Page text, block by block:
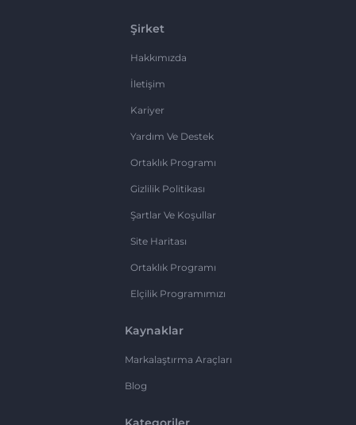
Şirket
Hakkımızda
İletişim
Kariyer
Yardım Ve Destek
Ortaklık Programı
Gizlilik Politikası
Şartlar Ve Koşullar
Site Haritası
Ortaklık Programı
Elçilik Programımızı
Kaynaklar
Markalaştırma Araçları
Blog